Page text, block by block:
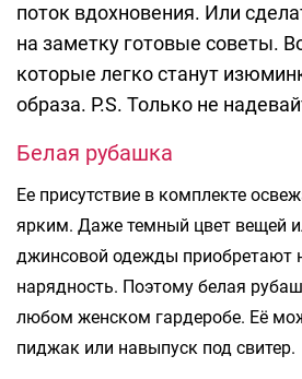
поток вдохновения. Или
на заметку готовые советы.
которые легко станут
образа. P.S. Только не
Белая рубашка
Ее присутствие в комплекте
ярким. Даже темный цвет вещей
джинсовой одежды приобретают
нарядность. Поэтому белая
любом женском гардеробе. Её
пиджак или навыпуск под свитер.